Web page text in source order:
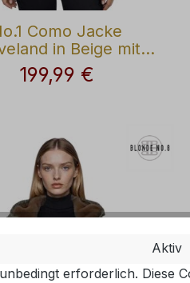
Como Jacke
in Beige mit
Teddykragen
Regulärer Preis:
199,99 €
Aktiv
erforderlich. Diese